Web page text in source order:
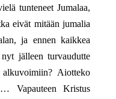
tunteneet Jumalaa,
eivät mitään jumalia
ja ennen kaikkea
jälleen turvaudutte
Aiotteko
Vapauteen Kristus